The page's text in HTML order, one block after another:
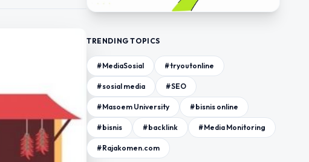
TRENDING TOPICS
#MediaSosial #tryoutonline
#sosial media #SEO
#Masoem University #bisnis online
#bisnis #backlink #Media Monitoring
#Rajakomen.com